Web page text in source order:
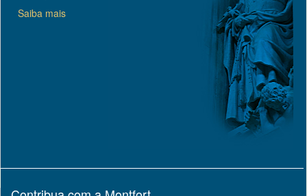
Saiba mais